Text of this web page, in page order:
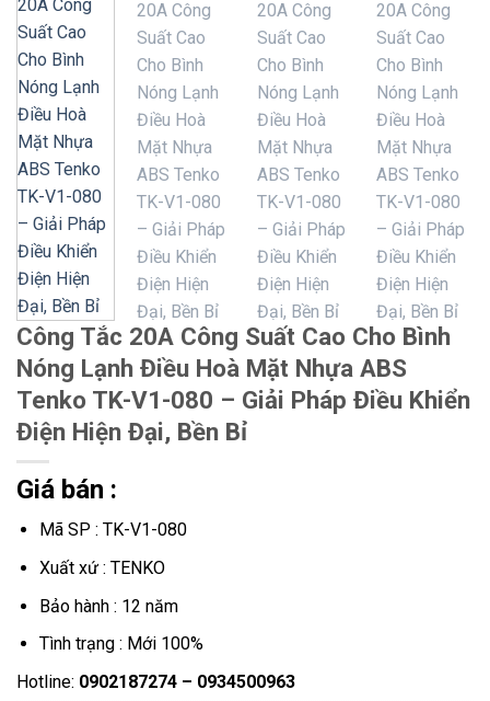
Công Tắc 20A Công Suất Cao Cho Bình
Nóng Lạnh Điều Hoà Mặt Nhựa ABS
Tenko TK-V1-080 – Giải Pháp Điều Khiển
Điện Hiện Đại, Bền Bỉ
Giá bán :
Mã SP : TK-V1-080
Xuất xứ : TENKO
Bảo hành : 12 năm
Tình trạng : Mới 100%
Hotline: 0902187274 – 0934500963